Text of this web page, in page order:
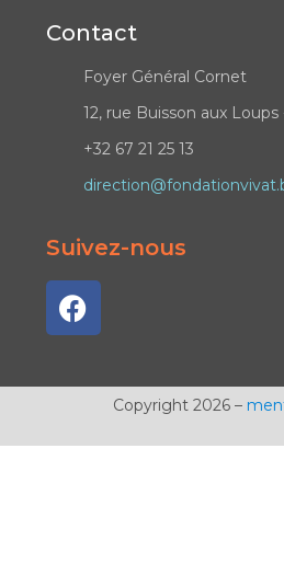
Contact
Foyer Général Cornet
12, rue Buisson aux
+32 67 21 25 13
Suivez-nous
Copyright 2026 –